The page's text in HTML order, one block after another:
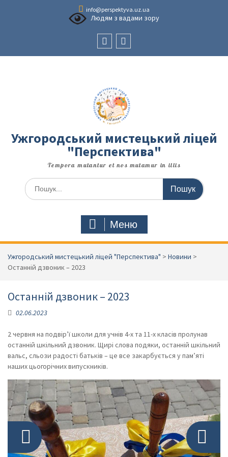
info@perspektyva.uz.ua
Людям з вадами зору
Ужгородський мистецький ліцей
"Перспектива"
Tempora mutantur et nos mutamur in illis
Шукати:
Меню
Ужгородський мистецький ліцей "Перспектива" > Новини >
Останній дзвоник – 2023
Останній дзвоник – 2023
02.06.2023
2 червня на подвір’ї школи для учнів 4-х та 11-х класів пролунав
останній шкільний дзвоник. Щирі слова подяки, останній шкільний
вальс, сльози радості батьків – це все закарбується у пам’яті
наших цьогорічних випускників.
Фото: 1 з 8
Фото: 1 з 8
Фото: 1 з 8